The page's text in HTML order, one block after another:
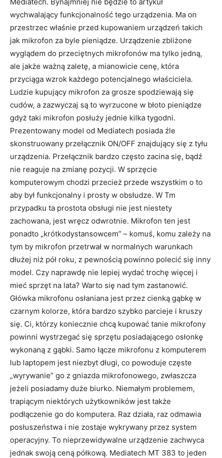
wychwalający funkcjonalność tego urządzenia. Ma on
przestrzec właśnie przed kupowaniem urządzeń takich
jak mikrofon za byle pieniądze. Urządzenie zbliżone
wyglądem do przeciętnych mikrofonów ma tylko jedną,
ale jakże ważną zaletę, a mianowicie cenę, która
przyciąga wzrok każdego potencjalnego właściciela.
Ludzie kupujący mikrofon za grosze spodziewają się
cudów, a zazwyczaj są to wyrzucone w błoto pieniądze
gdyż taki mikrofon posłuży jednie kilka tygodni.
Prezentowany model od Mediatech posiada źle
skonstruowany przełącznik ON/OFF znajdujący się z tyłu
urządzenia. Przełącznik bardzo często zacina się, bądź
nie reaguje na zmianę pozycji. W sprzęcie
komputerowym chodzi przecież przede wszystkim o to
aby był funkcjonalny i prosty w obsłudze. W Tm
przypadku ta prostota obsługi nie jest niestety
zachowana, jest wręcz odwrotnie. Mikrofon ten jest
ponadto „krótkodystansowcem” – komuś, komu zależy na
tym by mikrofon przetrwał w normalnych warunkach
dłużej niż pół roku, z pewnością powinno polecić się inny
model. Czy naprawdę nie lepiej wydać trochę więcej i
mieć sprzęt na lata? Warto się nad tym zastanowić.
Główka mikrofonu osłaniana jest przez cienką gąbkę w
czarnym kolorze, która bardzo szybko parcieje i kruszy
się. Ci, którzy koniecznie chcą kupować tanie mikrofony
powinni wystrzegać się sprzętu posiadającego osłonkę
wykonaną z gąbki. Samo łącze mikrofonu z komputerem
lub laptopem jest niezbyt długi, co powoduje częste
„wyrywanie” go z gniazda mikrofonowego, zwłaszcza
jeżeli posiadamy duże biurko. Niemałym problemem,
trapiącym niektórych użytkowników jest także
podłączenie go do komputera. Raz działa, raz odmawia
posłuszeństwa i nie zostaje wykrywany przez system
operacyjny. To nieprzewidywalne urządzenie zachwyca
jednak swoją ceną półkową. Mediatech MT 383 to jeden